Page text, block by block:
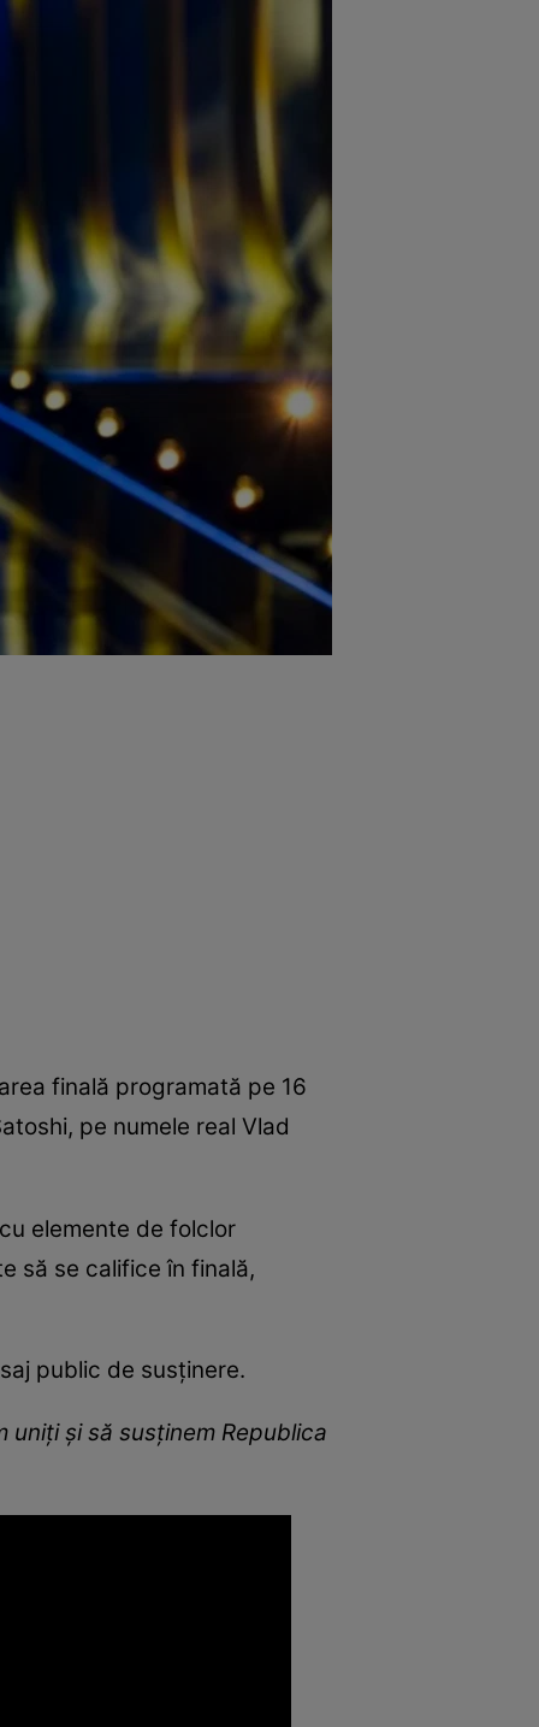
finală programată pe 16
pe numele real Vlad
elemente de folclor
să se califice în finală,
public de susținere.
uniți și să susținem Republica